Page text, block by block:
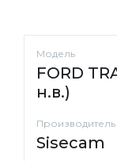
Модель
FORD
н.в.)
Производитель
Sisecam